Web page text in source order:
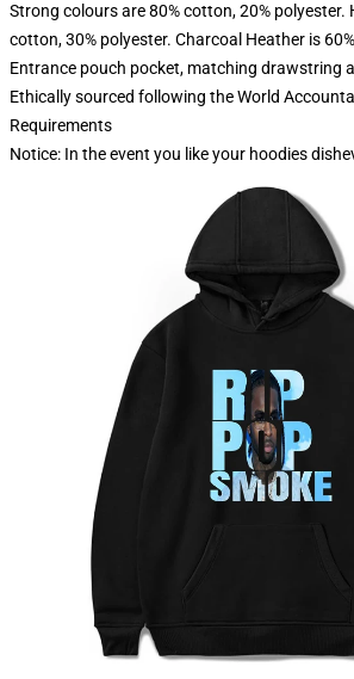
Strong colours are 80% cotton, 20% polyester.
cotton, 30% polyester. Charcoal Heather is
Entrance pouch pocket, matching drawstring
Ethically sourced following the World
Requirements
Notice: In the event you like your hoodies